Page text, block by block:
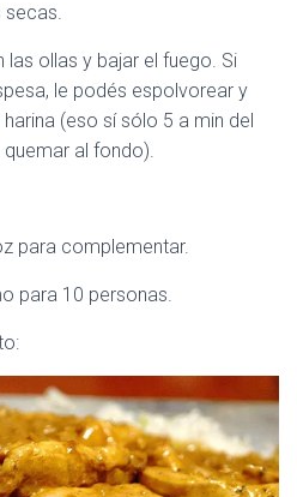
secas.
las ollas y bajar el fuego. Si
le podés espolvorear y
(eso sí sólo 5 a min del
al fondo).
para complementar.
para 10 personas.